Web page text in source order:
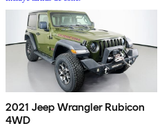
2021 Jeep Wrangler Rubicon
4WD